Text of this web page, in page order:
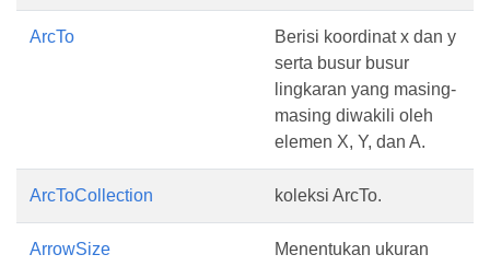
ArcTo
Berisi koordinat x dan y
serta busur busur
lingkaran yang masing-
masing diwakili oleh
elemen X, Y, dan A.
ArcToCollection koleksi ArcTo.
ArrowSize
Menentukan ukuran